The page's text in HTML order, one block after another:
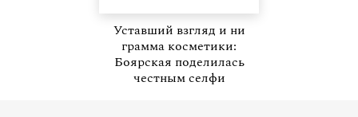
Уставший взгляд и ни
грамма косметики:
Боярская поделилась
честным селфи